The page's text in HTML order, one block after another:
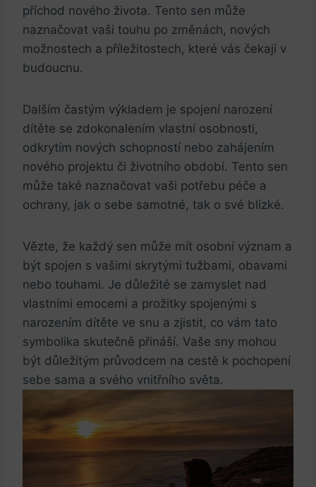
příchod nového života. ‌Tento sen může
naznačovat​ vaši touhu po změnách,⁤ nových
možnostech a příležitostech, které vás⁣ čekají v
budoucnu.
Dalším častým ⁤výkladem je ⁣spojení narození
dítěte se ⁤zdokonalením vlastní osobnosti,
⁢odkrytím nových schopností nebo zahájením
nového projektu či životního období. Tento sen​
může také naznačovat vaši potřebu ‌péče a
ochrany, jak o sebe samotné, tak o své blízké.
Vězte, že každý sen může mít osobní význam‌ a
být spojen s vašimi​ skrytými tužbami, obavami
nebo touhami. Je důležité se ⁤zamyslet nad
vlastními emocemi‌ a ‍prožitky spojenými‍ s
narozením dítěte ve⁤ snu a zjistit, co vám tato
symbolika skutečně přináší. Vaše sny⁣ mohou
být důležitým ⁢průvodcem na cestě k pochopení⁣
sebe ⁤sama a svého ⁣vnitřního světa.